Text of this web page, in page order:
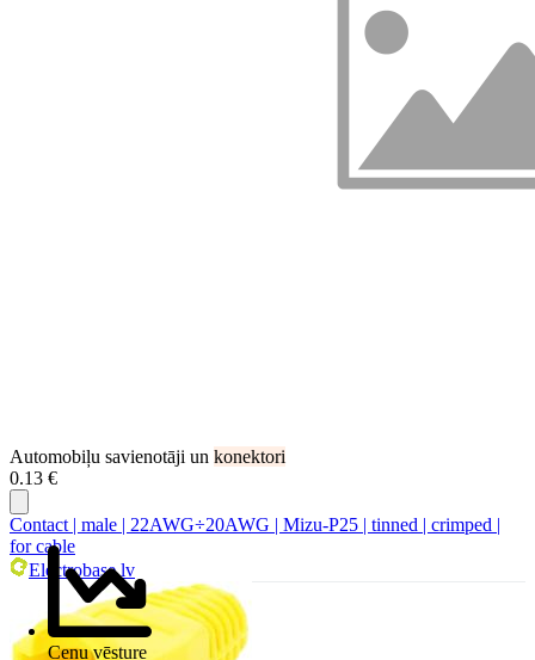
Automobiļu savienotāji un konektori
0.13 €
Cenu vēsture
Contact | male | 22AWG÷20AWG | Mizu-P25 | tinned | crimped |
for cable
Electrobase.lv